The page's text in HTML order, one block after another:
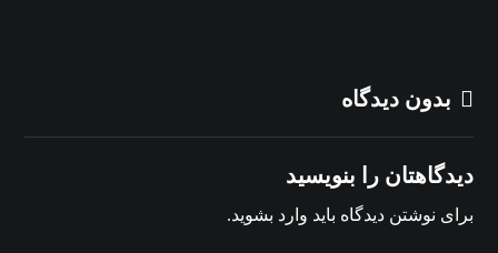
بدون دیدگاه
دیدگاهتان را بنویسید
برای نوشتن دیدگاه باید وارد بشوید.